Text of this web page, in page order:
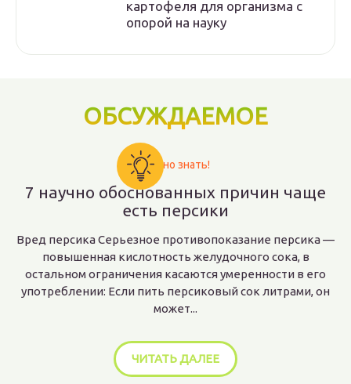
картофеля для организма с
опорой на науку
ОБСУЖДАЕМОЕ
Важно знать!
7 научно обоснованных причин чаще
есть персики
Вред персика Серьезное противопоказание персика —
повышенная кислотность желудочного сока, в
остальном ограничения касаются умеренности в его
употреблении: Если пить персиковый сок литрами, он
может...
ЧИТАТЬ ДАЛЕЕ